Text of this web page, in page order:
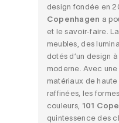
design fondée en
Copenhagen a
et le savoir-faire.
meubles, des
dotés d’un design
moderne. Avec
matériaux de
raffinées, les
couleurs, 101
quintessence des